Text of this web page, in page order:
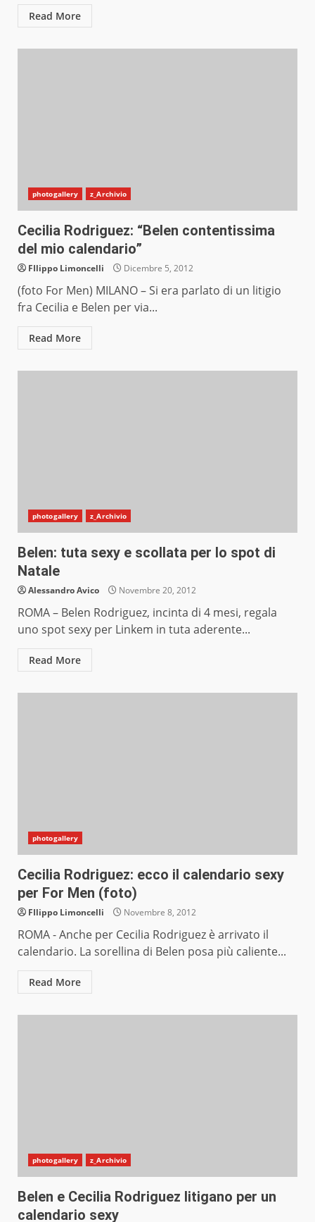
Read More
photogallery z_Archivio
Cecilia Rodriguez: “Belen contentissima
del mio calendario”
FIlippo Limoncelli Dicembre 5, 2012
(foto For Men) MILANO – Si era parlato di un litigio
fra Cecilia e Belen per via...
Read More
photogallery z_Archivio
Belen: tuta sexy e scollata per lo spot di
Natale
Alessandro Avico Novembre 20, 2012
ROMA – Belen Rodriguez, incinta di 4 mesi, regala
uno spot sexy per Linkem in tuta aderente...
Read More
photogallery
Cecilia Rodriguez: ecco il calendario sexy
per For Men (foto)
FIlippo Limoncelli Novembre 8, 2012
ROMA - Anche per Cecilia Rodriguez è arrivato il
calendario. La sorellina di Belen posa più caliente...
Read More
photogallery z_Archivio
Belen e Cecilia Rodriguez litigano per un
calendario sexy